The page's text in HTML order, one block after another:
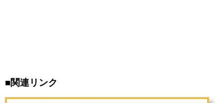
■関連リンク